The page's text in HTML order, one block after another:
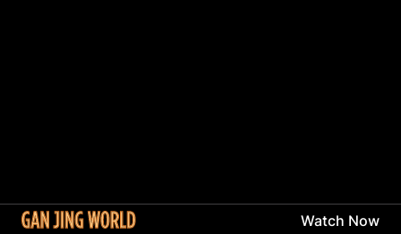
Watch Now